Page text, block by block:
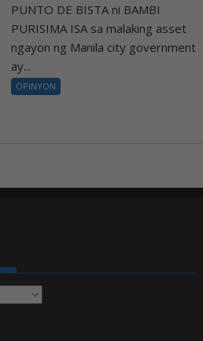
PUNTO DE BISTA ni BAMBI
PURISIMA ISA sa malaking asset
ngayon ng Manila city government
ay...
OPINYON